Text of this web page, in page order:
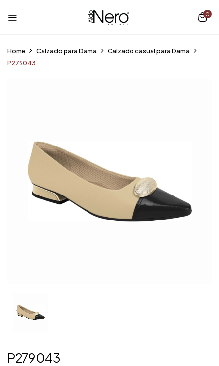
0
Home Calzado para Dama
Calzado casual para Dama
P279043
P279043